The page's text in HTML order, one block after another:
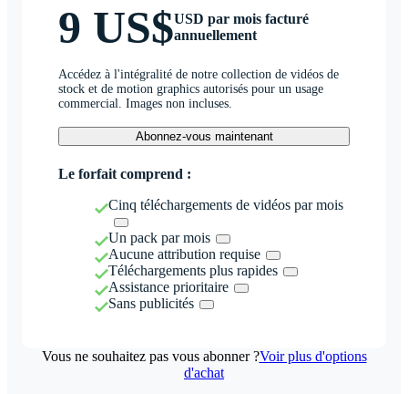
9 US$USD par mois facturé
annuellement
Accédez à l'intégralité de notre collection de vidéos de
stock et de motion graphics autorisés pour un usage
commercial. Images non incluses.
Abonnez-vous maintenant
Le forfait comprend :
Cinq téléchargements de vidéos par mois
Un pack par mois
Aucune attribution requise
Téléchargements plus rapides
Assistance prioritaire
Sans publicités
Vous ne souhaitez pas vous abonner ?Voir plus d'options
d'achat